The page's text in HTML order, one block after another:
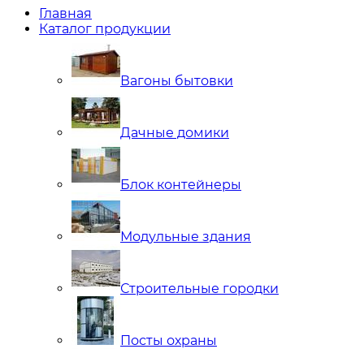
Главная
Каталог продукции
Вагоны бытовки
Дачные домики
Блок контейнеры
Модульные здания
Строительные городки
Посты охраны